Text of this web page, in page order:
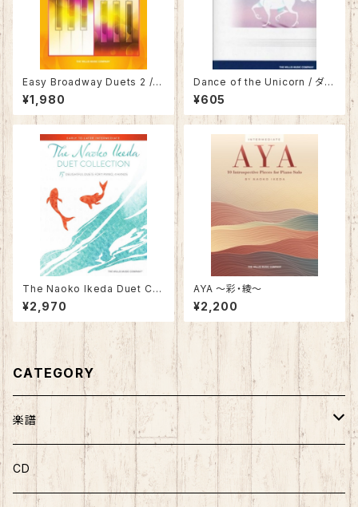
Easy Broadway Duets 2 /
イージー ブロードウェイ デュエ
ット 2
¥1,980
Dance of the Unicorn / ダン
ス・オブ・ザ・ユニコーン
¥605
The Naoko Ikeda Duet Col
lection ／ 池田奈生子「デュエ
ット・コレクション」
¥2,970
AYA 〜彩・綾〜
¥2,200
CATEGORY
楽譜
ソロ曲集
CD